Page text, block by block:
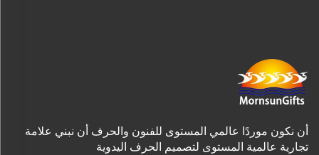
أن نكون موردًا عالمي المستوى للفنون والحرف أن نبني علامة
تجارية عالمية المستوى لتصميم الحرف اليدوية